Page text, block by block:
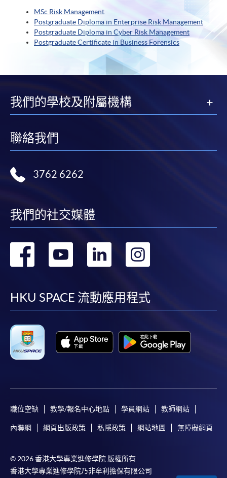
MSc Risk Management
Postgraduate Diploma in Enterprise Risk Management
Postgraduate Diploma in Cyber Risk Management
Postgraduate Certificate in Business Forensics
我們的學校及附屬機構
聯絡我們
3762 6262
我們的社交媒體
轉
facebook
轉
youtube
轉
linkedin
HKU SPACE 流動應用程式
職位空缺 教學/報名中心地點 學員網站 教師網站
內聯網 網頁出版政策 私隱政策 網站地圖 無障礙網頁
© 2026 香港大學專業進修學院 版權所有
香港大學專業進修學院乃非牟利擔保有限公司